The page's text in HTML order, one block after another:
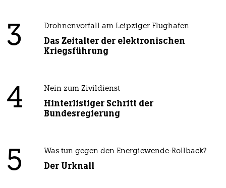
3 Drohnenvorfall am Leipziger Flughafen
Das Zeitalter der elektronischen
Kriegsführung
4 Nein zum Zivildienst
Hinterlistiger Schritt der
Bundesregierung
5 Was tun gegen den Energiewende-Rollback?
Der Urknall